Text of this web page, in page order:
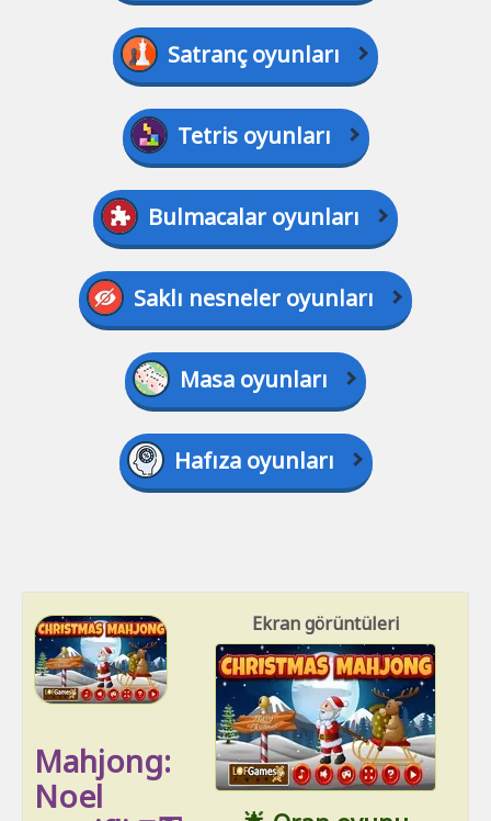
Satranç oyunları
Tetris oyunları
Bulmacalar oyunları
Saklı nesneler oyunları
Masa oyunları
Hafıza oyunları
Ekran görüntüleri
Mahjong:
Noel